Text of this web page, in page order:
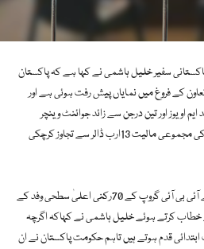
سفیر خلیل ہاشمی نے کہا ہے کہ پاکستان
کے فروغ میں نمایاں پیش رفت ہوئی ہے اور
کے دوران 300سے زائد ایم او یوز اور تین درجن سے زائد جوائنٹ وینچر
معاہدوں پر دستخط کیے گئے ہیں جن کی مجموعی مالیت 13ارب ڈالر سے تجاوز کرچکی
کراچی چیمبر آف کامرس میں چین کے آئی بی آئی گروپ کے 70رکنی اعلیٰ سطحی وفد کے
کرتے ہوئے خلیل ہاشمی نے کہاکہ اگرچہ
ابتدائی قدم ہوتے ہیں تاہم حکومت پاکستان نے ان